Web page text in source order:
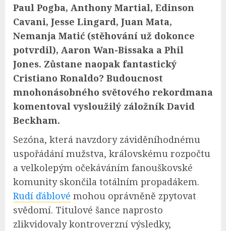
Paul Pogba, Anthony Martial, Edinson
Cavani, Jesse Lingard, Juan Mata,
Nemanja Matić (stěhování už dokonce
potvrdil), Aaron Wan-Bissaka a Phil
Jones. Zůstane naopak fantastický
Cristiano Ronaldo? Budoucnost
mnohonásobného světového rekordmana
komentoval vysloužilý záložník David
Beckham.
Sezóna, která navzdory záviděníhodnému
uspořádání mužstva, královskému rozpočtu
a velkolepým očekáváním fanouškovské
komunity skončila totálním propadákem.
Rudí ďáblové mohou oprávněně zpytovat
svědomí. Titulové šance naprosto
zlikvidovaly kontroverzní výsledky,